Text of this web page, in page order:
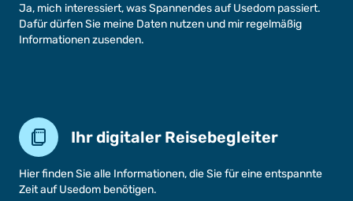
Ja, mich interessiert, was Spannendes auf Usedom passiert.
Dafür dürfen Sie meine Daten nutzen und mir regelmäßig
Informationen zusenden.
Ihr digitaler Reisebegleiter
Hier finden Sie alle Informationen, die Sie für eine entspannte
Zeit auf Usedom benötigen.